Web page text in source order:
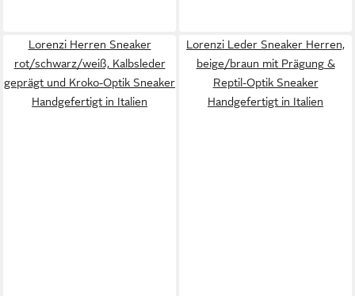
Lorenzi Herren Sneaker
rot/schwarz/weiß, Kalbsleder
geprägt und Kroko-Optik Sneaker
Handgefertigt in Italien
Lorenzi Leder Sneaker Herren,
beige/braun mit Prägung &
Reptil-Optik Sneaker
Handgefertigt in Italien